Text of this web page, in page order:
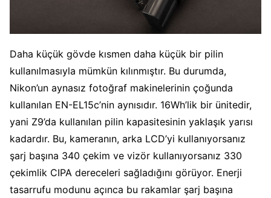
Daha küçük gövde kısmen daha küçük bir pilin
kullanılmasıyla mümkün kılınmıştır. Bu durumda,
Nikon’un aynasız fotoğraf makinelerinin çoğunda
kullanılan EN-EL15c’nin aynısıdır. 16Wh’lik bir ünitedir,
yani Z9’da kullanılan pilin kapasitesinin yaklaşık yarısı
kadardır. Bu, kameranın, arka LCD’yi kullanıyorsanız
şarj başına 340 çekim ve vizör kullanıyorsanız 330
çekimlik CIPA dereceleri sağladığını görüyor. Enerji
tasarrufu modunu açınca bu rakamlar şarj başına